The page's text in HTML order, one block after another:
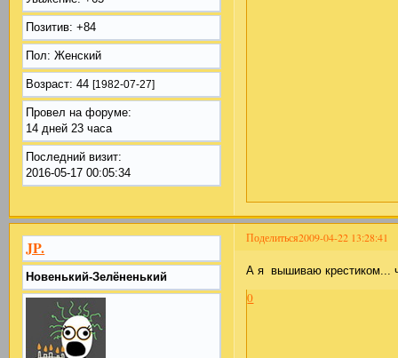
Позитив: +84
Пол: Женский
Возраст: 44[1982-07-27]
Провел на форуме:
14 дней 23 часа
Последний визит:
2016-05-17 00:05:34
Поделиться2009-04-22 13:28:41
JP.
Новенький-Зелёненький А я вышиваю крестиком...
0